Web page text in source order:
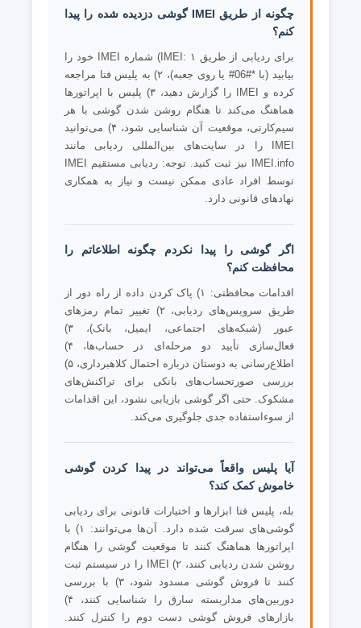
چگونه از طریق IMEI گوشی دزدیده شده را پیدا
کنم؟
برای ردیابی از طریق IMEI: ۱) شماره IMEI خود را
بیابید (با *#06# یا روی جعبه)، ۲) به پلیس فتا مراجعه
کرده و IMEI را گزارش دهید، ۳) پلیس با اپراتورها
هماهنگ می‌کند تا هنگام روشن شدن گوشی با هر
سیم‌کارتی، موقعیت آن شناسایی شود، ۴) می‌توانید
IMEI را در سایت‌های بین‌المللی ردیابی مانند
IMEI.info نیز ثبت کنید. توجه: ردیابی مستقیم IMEI
توسط افراد عادی ممکن نیست و نیاز به همکاری
نهادهای قانونی دارد.
اگر گوشی را پیدا نکردم چگونه اطلاعاتم را
محافظت کنم؟
اقدامات محافظتی: ۱) پاک کردن داده از راه دور از
طریق سرویس‌های ردیابی، ۲) تغییر تمام رمزهای
عبور (شبکه‌های اجتماعی، ایمیل، بانک)، ۳)
فعال‌سازی تأیید دو مرحله‌ای در حساب‌ها، ۴)
اطلاع‌رسانی به دوستان درباره احتمال کلاهبرداری، ۵)
بررسی صورتحساب‌های بانکی برای تراکنش‌های
مشکوک. حتی اگر گوشی بازیابی نشود، این اقدامات
از سوءاستفاده جدی جلوگیری می‌کند.
آیا پلیس واقعاً می‌تواند در پیدا کردن گوشی
خاموش کمک کند؟
بله، پلیس فتا ابزارها و اختیارات قانونی برای ردیابی
گوشی‌های سرقت شده دارد. آن‌ها می‌توانند: ۱) با
اپراتورها هماهنگ کنند تا موقعیت گوشی را هنگام
روشن شدن ردیابی کنند، ۲) IMEI را در سیستم ثبت
کنند تا فروش گوشی مسدود شود، ۳) با بررسی
دوربین‌های مداربسته سارق را شناسایی کنند، ۴)
بازارهای فروش گوشی دست دوم را کنترل کنند.